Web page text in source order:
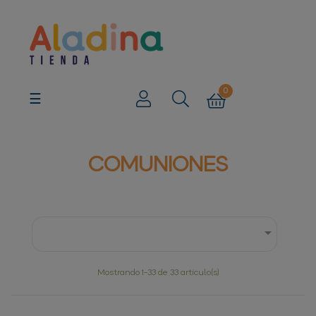
Navegación
☰
0
COMUNIONES

Mostrando 1-33 de 33 artículo(s)